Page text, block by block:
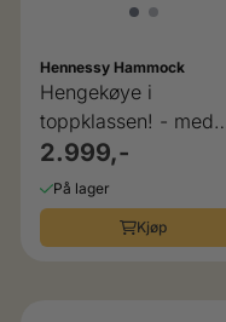
Hennessy Hammock
Hengekøye i
toppklassen! - med
myggnett og vanntett
tak
2.999,-
På lager
Kjøp